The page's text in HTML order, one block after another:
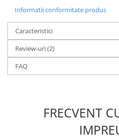
Informatii conformitate produs
Caracteristici
Review-uri(2)
FAQ
FRECVENT